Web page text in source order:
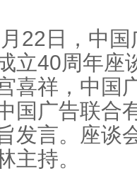
22日，中
立40周年座
喜祥，中国
国广告联合
发言。座谈
主持。